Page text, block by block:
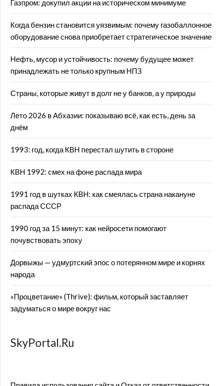
Газпром: докупил акции на историческом минимуме
Когда бензин становится уязвимым: почему газобаллонное
оборудование снова приобретает стратегическое значение
Нефть, мусор и устойчивость: почему будущее может
принадлежать не только крупным НПЗ
Страны, которые живут в долг не у банков, а у природы
Лето 2026 в Абхазии: показываю всё, как есть, день за
днём
1993: год, когда КВН перестал шутить в стороне
КВН 1992: смех на фоне распада мира
1991 год в шутках КВН: как смеялась страна накануне
распада СССР
1990 год за 15 минут: как нейросети помогают
почувствовать эпоху
Дорвыжы — удмуртский эпос о потерянном мире и корнях
народа
«Процветание» (Thrive): фильм, который заставляет
задуматься о мире вокруг нас
SkyPortal.Ru